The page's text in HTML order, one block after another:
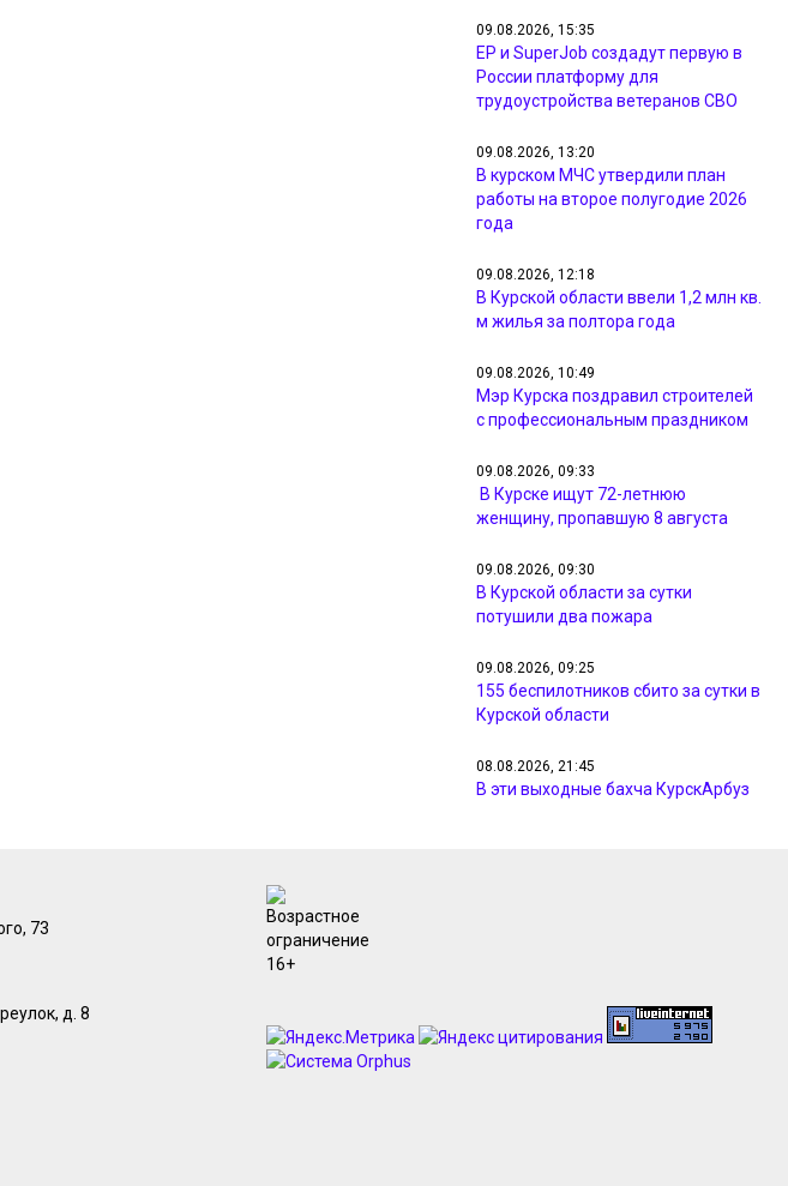
09.08.2026, 15:35
ЕР и SuperJob создадут первую в
России платформу для
трудоустройства ветеранов СВО
09.08.2026, 13:20
В курском МЧС утвердили план
работы на второе полугодие 2026
года
09.08.2026, 12:18
В Курской области ввели 1,2 млн кв.
м жилья за полтора года
09.08.2026, 10:49
Мэр Курска поздравил строителей
с профессиональным праздником
09.08.2026, 09:33
В Курске ищут 72-летнюю
женщину, пропавшую 8 августа
09.08.2026, 09:30
В Курской области за сутки
потушили два пожара
09.08.2026, 09:25
155 беспилотников сбито за сутки в
Курской области
08.08.2026, 21:45
В эти выходные бахча КурскАрбуз
На объездной дороге Курска в ДТП
перевернулся автомобиль
73
д. 8